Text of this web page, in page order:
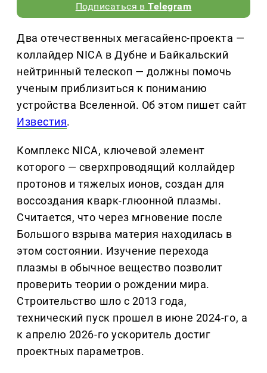
Подписаться вTelegram
Два отечественных мегасайенс-проекта —
коллайдер NICA в Дубне и Байкальский
нейтринный телескоп — должны помочь
ученым приблизиться к пониманию
устройства Вселенной. Об этом пишет сайт
Известия.
Комплекс NICA, ключевой элемент
которого — сверхпроводящий коллайдер
протонов и тяжелых ионов, создан для
воссоздания кварк-глюонной плазмы.
Считается, что через мгновение после
Большого взрыва материя находилась в
этом состоянии. Изучение перехода
плазмы в обычное вещество позволит
проверить теории о рождении мира.
Строительство шло с 2013 года,
технический пуск прошел в июне 2024-го, а
к апрелю 2026-го ускоритель достиг
проектных параметров.